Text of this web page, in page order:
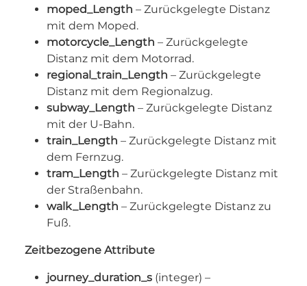
moped_Length – Zurückgelegte Distanz
mit dem Moped.
motorcycle_Length – Zurückgelegte
Distanz mit dem Motorrad.
regional_train_Length – Zurückgelegte
Distanz mit dem Regionalzug.
subway_Length – Zurückgelegte Distanz
mit der U-Bahn.
train_Length – Zurückgelegte Distanz mit
dem Fernzug.
tram_Length – Zurückgelegte Distanz mit
der Straßenbahn.
walk_Length – Zurückgelegte Distanz zu
Fuß.
Zeitbezogene Attribute
journey_duration_s (integer) –